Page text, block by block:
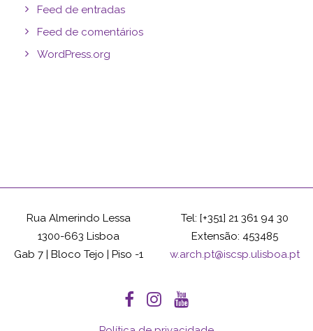
Feed de entradas
Feed de comentários
WordPress.org
Rua Almerindo Lessa
1300-663 Lisboa
Gab 7 | Bloco Tejo | Piso -1
Tel: [+351] 21 361 94 30
Extensão: 453485
w.arch.pt@iscsp.ulisboa.pt